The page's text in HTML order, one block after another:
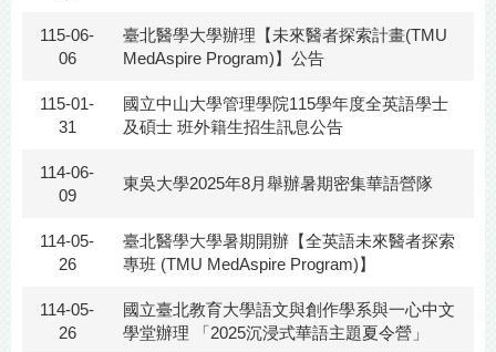
115-06-
06
臺北醫學大學辦理【未來醫者探索計畫(TMU
MedAspire Program)】公告
115-01-
31
國立中山大學管理學院115學年度全英語學士
及碩士 班外籍生招生訊息公告
114-06-
09
東吳大學2025年8月舉辦暑期密集華語營隊
114-05-
26
臺北醫學大學暑期開辦【全英語未來醫者探索
專班 (TMU MedAspire Program)】
114-05-
26
國立臺北教育大學語文與創作學系與一心中文
學堂辦理 「2025沉浸式華語主題夏令營」